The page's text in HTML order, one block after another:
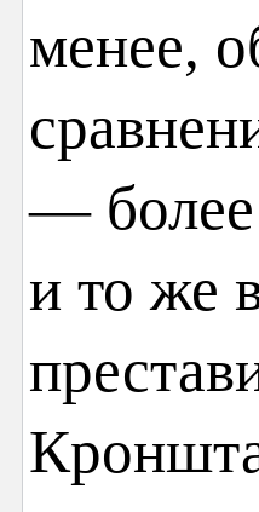
менее,
— более
и то же